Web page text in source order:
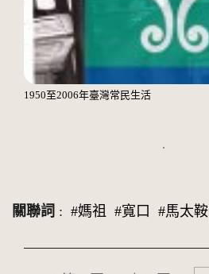
1950至2006年臺灣常民生活
關聯詞 : #媽祖 #寬口 #馬太鞍